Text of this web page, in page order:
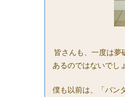
皆さんも、一度は夢
あるのではないでし
僕も以前は、「バン